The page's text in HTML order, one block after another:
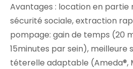
Avantages : location en partie
sécurité sociale, extraction
pompage: gain de temps (20
15minutes par sein), meilleure
téterelle adaptable (Ameda®,